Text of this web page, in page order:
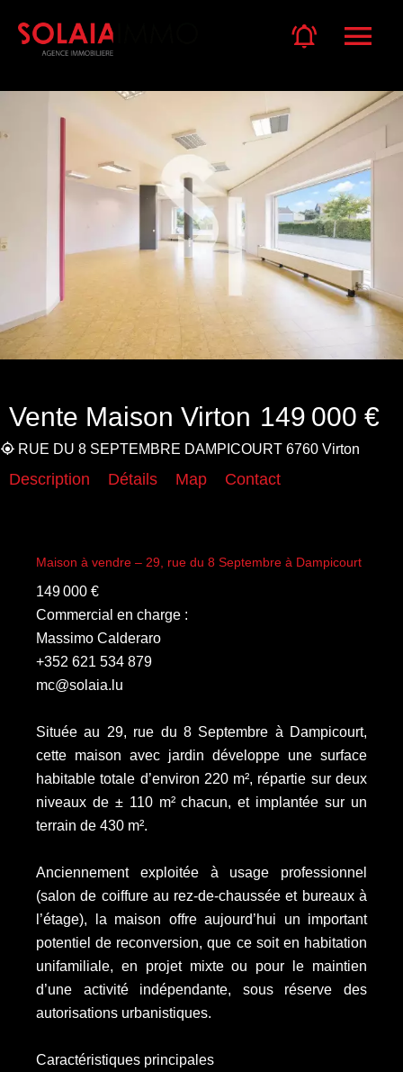
Vente Maison Virton 149 000 €
RUE DU 8 SEPTEMBRE DAMPICOURT 6760 Virton
Description Détails Map Contact
Maison à vendre – 29, rue du 8 Septembre à Dampicourt
149 000 €
Commercial en charge :
Massimo Calderaro
+352 621 534 879
mc@solaia.lu
Située au 29, rue du 8 Septembre à Dampicourt,
cette maison avec jardin développe une surface
habitable totale d’environ 220 m², répartie sur deux
niveaux de ± 110 m² chacun, et implantée sur un
terrain de 430 m².
Anciennement exploitée à usage professionnel
(salon de coiffure au rez-de-chaussée et bureaux à
l’étage), la maison offre aujourd’hui un important
potentiel de reconversion, que ce soit en habitation
unifamiliale, en projet mixte ou pour le maintien
d’une activité indépendante, sous réserve des
autorisations urbanistiques.
Caractéristiques principales